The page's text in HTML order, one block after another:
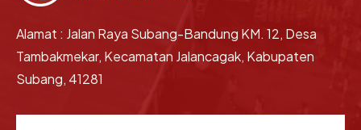
Alamat : Jalan Raya Subang-Bandung KM. 12, Desa
Tambakmekar, Kecamatan Jalancagak, Kabupaten
Subang, 41281